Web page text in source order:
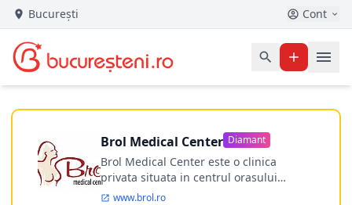
București Cont
Brol Medical Center Diamant
Brol Medical Center este o clinica
privata situata in centrul orasului
Timisoara avand o experienta de
www.brol.ro